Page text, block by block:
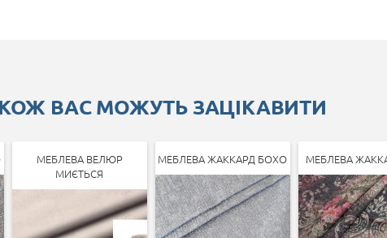
ВАС МОЖУТЬ ЗАЦІКАВИТИ
МЕБЛЕВА ВЕЛЮР
МИЄТЬСЯ
МЕБЛЕВА ЖАККАРД БОХО МЕБЛЕВА